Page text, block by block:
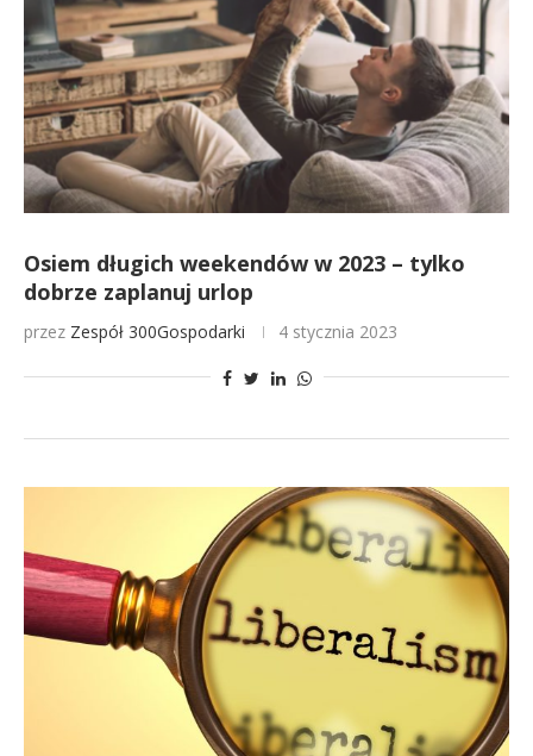
Osiem długich weekendów w 2023 – tylko
dobrze zaplanuj urlop
przez Zespół 300Gospodarki 4 stycznia 2023